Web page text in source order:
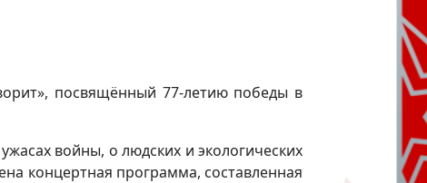
посвящённый 77-летию победы в
войны, о людских и экологических
концертная программа, составленная